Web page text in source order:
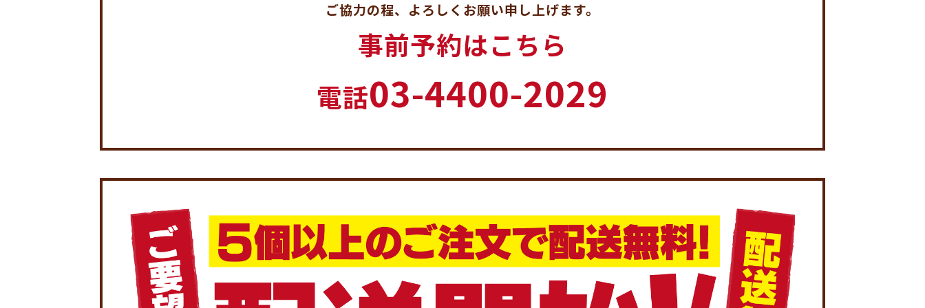
ご協力の程、よろしくお願い申し上げます。
事前予約はこちら
電話03-4400-2029